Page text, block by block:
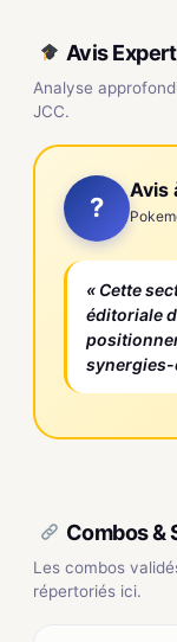
Avis Expert
Analyse
JCC.
?
Avis
« Cette
éditoriale
synergies-
Combos &
Les combos
répertoriés ici.